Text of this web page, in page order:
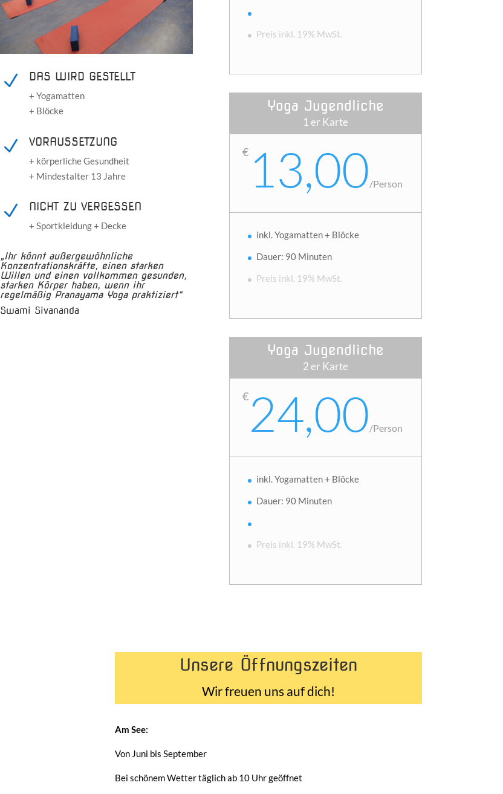
N DAS WIRD GESTELLT
+ Yogamatten
+ Blöcke
N VORAUSSETZUNG
+ körperliche Gesundheit
+ Mindestalter 13 Jahre
N NICHT ZU VERGESSEN
+ Sportkleidung + Decke
„Ihr könnt außergewöhnliche
Konzentrationskräfte, einen starken
Willen und einen vollkommen gesunden,
starken Körper haben, wenn ihr
regelmäßig Pranayama Yoga praktiziert“
Swami Sivananda
Preis inkl. 19% MwSt.
Yoga Jugendliche
1 er Karte
€13,00/Person
inkl. Yogamatten + Blöcke
Dauer: 90 Minuten
Preis inkl. 19% MwSt.
Yoga Jugendliche
2 er Karte
€24,00/Person
inkl. Yogamatten + Blöcke
Dauer: 90 Minuten
Preis inkl. 19% MwSt.
Unsere Öffnungszeiten
Wir freuen uns auf dich!
Am See:
Von Juni bis September
Bei schönem Wetter täglich ab 10 Uhr geöffnet